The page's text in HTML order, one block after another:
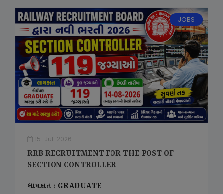
JOBS
15-Jul-2026
RRB RECRUITMENT FOR THE POST OF
SECTION CONTROLLER
લાયકાત : GRADUATE